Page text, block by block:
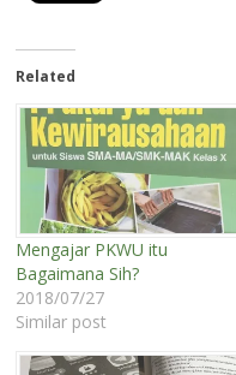
Related
Mengajar PKWU itu
Bagaimana Sih?
2018/07/27
Similar post